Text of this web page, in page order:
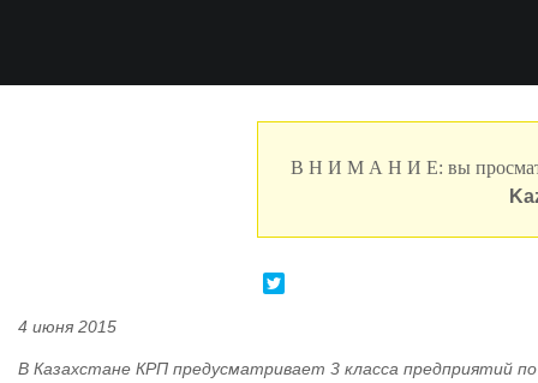
В Н И М А Н И Е: вы
4 июня 2015
В Казахстане КРП предусматривает 3 класса предприятий